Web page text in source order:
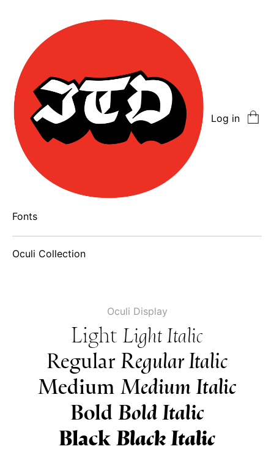
Fonts
Log in
Oculi Collection
Oculi Display
Light Light Italic
RegularRegular Italic
Medium Medium Italic
Bold Bold Italic
Black Black Italic